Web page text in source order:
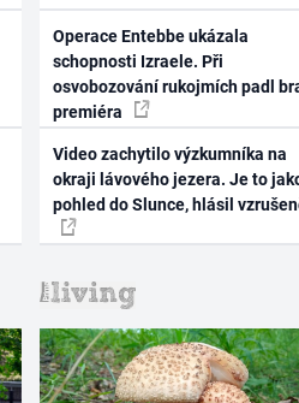
Operace Entebbe ukázala
schopnosti Izraele. Při
osvobozování rukojmích padl
premiéra
Video zachytilo výzkumníka na
okraji lávového jezera. Je to
pohled do Slunce, hlásil